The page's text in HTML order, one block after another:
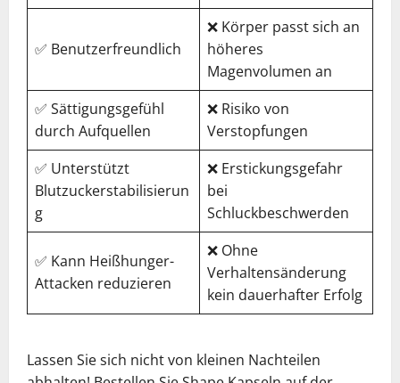
✅ Benutzerfreundlich
❌ Körper passt sich an
höheres
Magenvolumen an
✅ Sättigungsgefühl
durch Aufquellen
❌ Risiko von
Verstopfungen
✅ Unterstützt
Blutzuckerstabilisierun
g
❌ Erstickungsgefahr
bei
Schluckbeschwerden
✅ Kann Heißhunger-
Attacken reduzieren
❌ Ohne
Verhaltensänderung
kein dauerhafter Erfolg
Lassen Sie sich nicht von kleinen Nachteilen